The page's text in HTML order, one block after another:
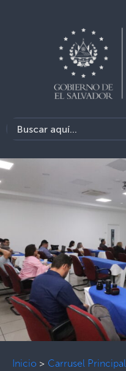
Inicio > Carrusel Principal